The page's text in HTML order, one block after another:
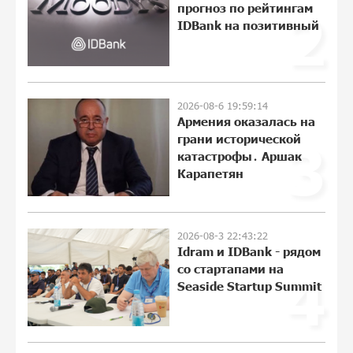
также с помощью imID
10:13:18 3-08-2026
21:09:53 31-07-2026
ЕАЭС со временем будет расширяться.
Когда-нибудь это поймёт и рядовой
Если Израиль использует тему
Геноцида армян против Эрдогана, то
что для него значит сам Геноцид?
2
прогноз по рейтингам
IDBank на позитивный
3
2026-08-6 19:59:14
Армения оказалась на
грани исторической
катастрофы․ Аршак
Карапетян
4
2026-08-3 22:43:22
Idram и IDBank - рядом
со стартапами на
Seaside Startup Summit